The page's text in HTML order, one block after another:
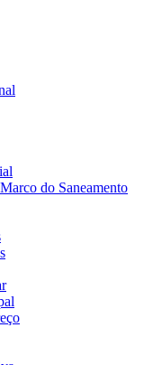
do Saneamento